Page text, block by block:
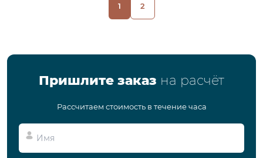
1 2
Пришлите заказ на расчёт
Рассчитаем стоимость в течение часа